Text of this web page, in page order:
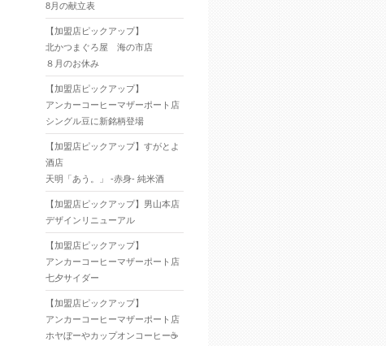
8月の献立表
【加盟店ピックアップ】
北かつまぐろ屋 海の市店
８月のお休み
【加盟店ピックアップ】
アンカーコーヒーマザーポート店
シングル豆に新銘柄登場
【加盟店ピックアップ】すがとよ
酒店
天明「あう。」 -赤身- 純米酒
【加盟店ピックアップ】男山本店
デザインリニューアル
【加盟店ピックアップ】
アンカーコーヒーマザーポート店
七夕サイダー
【加盟店ピックアップ】
アンカーコーヒーマザーポート店
ホヤぼーやカップオンコーヒー☕